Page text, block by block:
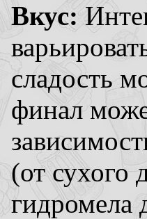
Вкус:
сладость
финал
(от сухого
гидромела